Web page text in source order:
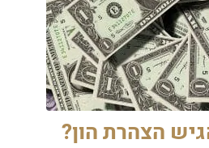
הצהרת הון?